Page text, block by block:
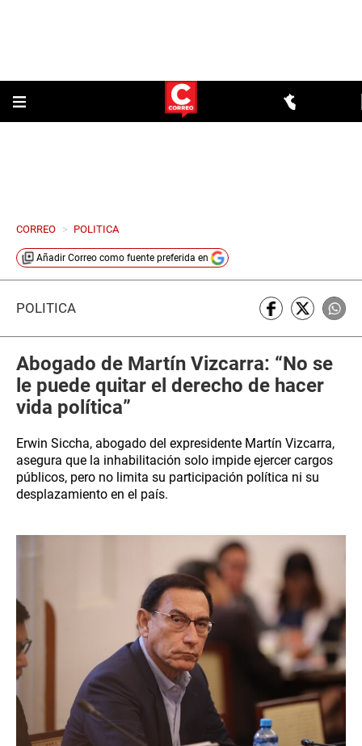
CORREO > POLITICA
Añadir Correo como fuente preferida en
POLÍTICA
Abogado de Martín Vizcarra: “No se
le puede quitar el derecho de hacer
vida política”
Erwin Siccha, abogado del expresidente Martín Vizcarra,
asegura que la inhabilitación solo impide ejercer cargos
públicos, pero no limita su participación política ni su
desplazamiento en el país.